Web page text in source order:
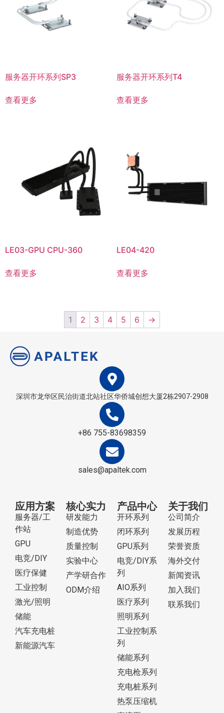
服务器开环系列SP3
查看更多
服务器开环系列T4
查看更多
LE03-GPU CPU-360
查看更多
LE04-420
查看更多
1 2 3 4 5 6 →
深圳市龙华区民治街道北站社区华侨城创想大厦2栋2907-2908
+86 755-83698359
sales@apaltek.com
应用方案
服务器/工
作站
GPU
电竞/DIY
医疗保健
工业控制
激光/照明
储能
汽车充电桩
新能源汽车
核心实力
研发能力
制造优势
质量控制
实验中心
产学研合作
ODM介绍
产品中心
开环系列
闭环系列
GPU系列
电竞/DIY系
列
AIO系列
医疗系列
照明系列
工业控制系
列
储能系列
充电枪系列
充电桩系列
热泵压缩机
关于我们
公司简介
发展历程
荣誉资质
海外交付
新闻资讯
加入我们
联系我们